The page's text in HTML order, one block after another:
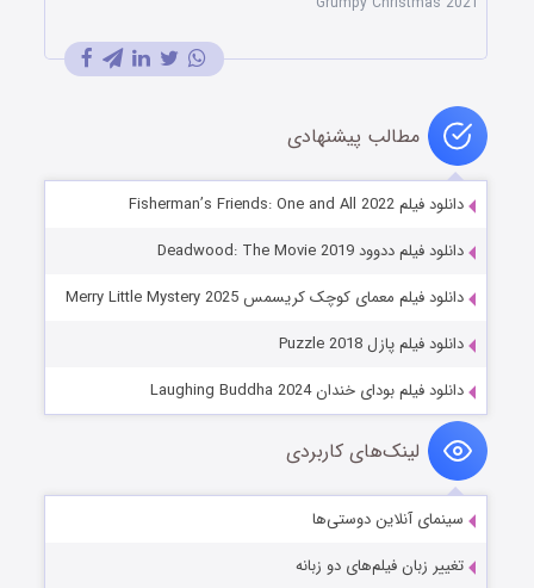
مطالب پیشنهادی
دانلود فیلم Fisherman’s Friends: One and All 2022
دانلود فیلم ددوود Deadwood: The Movie 2019
دانلود فیلم معمای کوچک کریسمس Merry Little Mystery 2025
دانلود فیلم پازل Puzzle 2018
دانلود فیلم بودای خندان Laughing Buddha 2024
لینک‌های کاربردی
سینمای آنلاین دوستی‌ها
تغییر زبان فیلم‌های دو زبانه